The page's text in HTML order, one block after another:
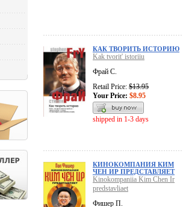
КАК ТВОРИТЬ ИСТОРИЮ
Kak tvorit' istoriiu
Фрай С.
Retail Price: $13.95
Your Price: $8.95
shipped in 1-3 days
КИНОКОМПАНИЯ КИМ
ЧЕН ИР ПРЕДСТАВЛЯЕТ
Kinokompaniia Kim Chen Ir
predstavliaet
Фишер П.